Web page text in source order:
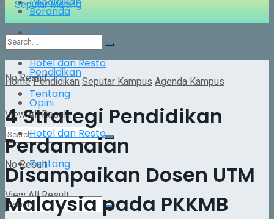
Opini
Hotel dan Resto
Tentang
No Result
View All Result
Beranda
Balaikota
Pendidikan
Opini
Hotel dan Resto
Tentang
No Result
View All Result
HomePendidikanSeputar KampusAgenda Kampus
4 Strategi Pendidikan
Perdamaian
Disampaikan Dosen UTM
Malaysia pada PKKMB